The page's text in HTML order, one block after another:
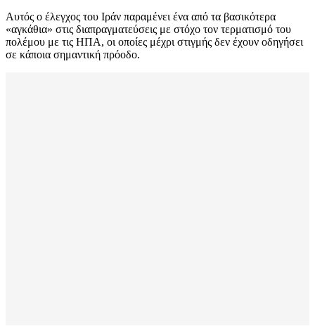
Αυτός ο έλεγχος του Ιράν παραμένει ένα από τα βασικότερα
«αγκάθια» στις διαπραγματεύσεις με στόχο τον τερματισμό του
πολέμου με τις ΗΠΑ, οι οποίες μέχρι στιγμής δεν έχουν οδηγήσει
σε κάποια σημαντική πρόοδο.